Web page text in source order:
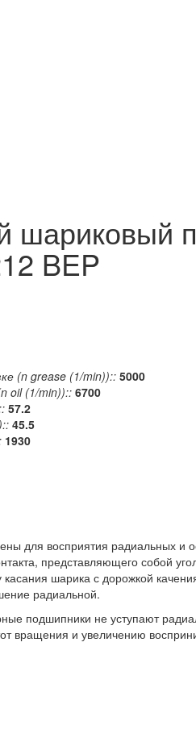
шариковый
BEP
(n grease (1/min)):: 5000
oil (1/min)):: 6700
57.2
45.5
1930
для восприятия радиальных и
представляющего собой
шарика с дорожкой
радиальной.
подшипники не уступают
вращения и увеличению